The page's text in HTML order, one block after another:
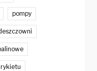
pompy